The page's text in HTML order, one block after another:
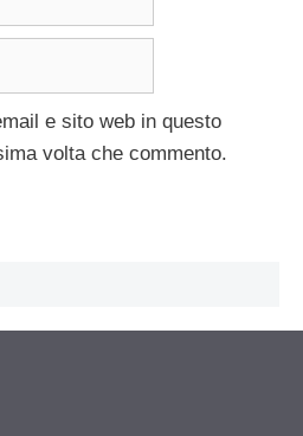
e sito web in questo
volta che commento.